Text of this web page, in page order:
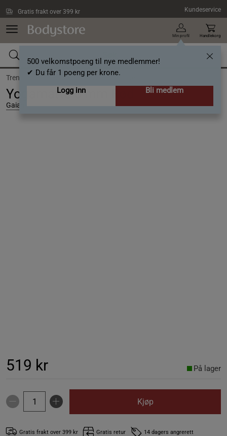
Gratis frakt over 399 kr Kundeservice
Min profil
500 velkomstpoeng til nye medlemmer!
✔ Du får 1 poeng per krone.
Logg inn
Bli medlem
Handlekorg
Trening / Yoga & Meditasjon /Yogamatte
Yogamatte 6 mm Rød
Gaiam
519 kr På lager
Kjøp
Gratis frakt over 399 kr Gratis retur 14 dagers angrerett